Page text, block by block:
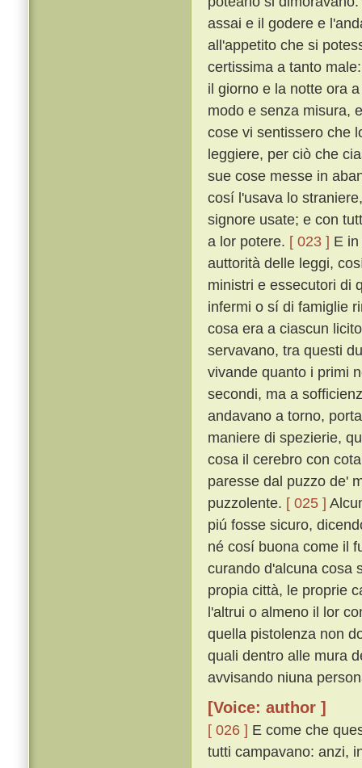
assai e il godere e
all'appetito che si
certissima a tanto
il giorno e la notte ora
modo e senza misura,
cose vi sentissero che
leggiere, per ciò che
sue cose messe in
cosí l'usava lo
signore usate; e con
a lor potere. [ 023 ] E
auttorità delle leggi,
ministri e essecutori di
infermi o sí di famiglie
cosa era a ciascun
servavano, tra questi
vivande quanto i primi
secondi, ma a
andavano a torno,
maniere di spezierie,
cosa il cerebro con
paresse dal puzzo de'
puzzolente. [ 025 ]
piú fosse sicuro,
né cosí buona come il
curando d'alcuna cosa
propia città, le proprie
l'altrui o almeno il lor
quella pistolenza non
quali dentro alle mura
avvisando niuna
[Voice: author ]
[ 026 ] E come che
tutti campavano: anzi,